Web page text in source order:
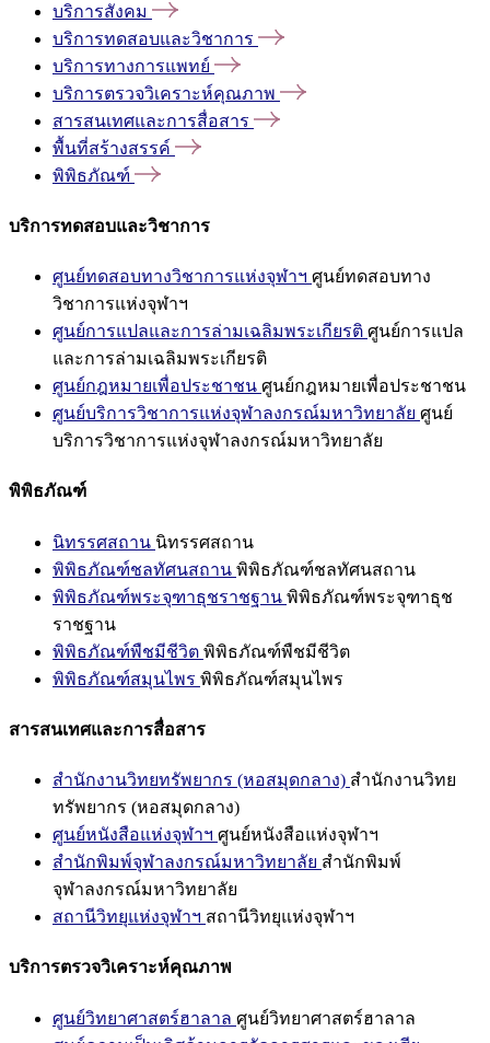
บริการสังคม
บริการทดสอบและวิชาการ
บริการทางการแพทย์
บริการตรวจวิเคราะห์คุณภาพ
สารสนเทศและการสื่อสาร
พื้นที่สร้างสรรค์
พิพิธภัณฑ์
บริการทดสอบและวิชาการ
ศูนย์ทดสอบทางวิชาการแห่งจุฬาฯ ศูนย์ทดสอบทาง
วิชาการแห่งจุฬาฯ
ศูนย์การแปลและการล่ามเฉลิมพระเกียรติ ศูนย์การแปล
และการล่ามเฉลิมพระเกียรติ
ศูนย์กฎหมายเพื่อประชาชน ศูนย์กฎหมายเพื่อประชาชน
ศูนย์บริการวิชาการแห่งจุฬาลงกรณ์มหาวิทยาลัย ศูนย์
บริการวิชาการแห่งจุฬาลงกรณ์มหาวิทยาลัย
พิพิธภัณฑ์
นิทรรศสถาน นิทรรศสถาน
พิพิธภัณฑ์ชลทัศนสถาน พิพิธภัณฑ์ชลทัศนสถาน
พิพิธภัณฑ์พระจุฑาธุชราชฐาน พิพิธภัณฑ์พระจุฑาธุช
ราชฐาน
พิพิธภัณฑ์พืชมีชีวิต พิพิธภัณฑ์พืชมีชีวิต
พิพิธภัณฑ์สมุนไพร พิพิธภัณฑ์สมุนไพร
สารสนเทศและการสื่อสาร
สำนักงานวิทยทรัพยากร (หอสมุดกลาง) สำนักงานวิทย
ทรัพยากร (หอสมุดกลาง)
ศูนย์หนังสือแห่งจุฬาฯ ศูนย์หนังสือแห่งจุฬาฯ
สำนักพิมพ์จุฬาลงกรณ์มหาวิทยาลัย สำนักพิมพ์
จุฬาลงกรณ์มหาวิทยาลัย
สถานีวิทยุแห่งจุฬาฯ สถานีวิทยุแห่งจุฬาฯ
บริการตรวจวิเคราะห์คุณภาพ
ศูนย์วิทยาศาสตร์ฮาลาล ศูนย์วิทยาศาสตร์ฮาลาล